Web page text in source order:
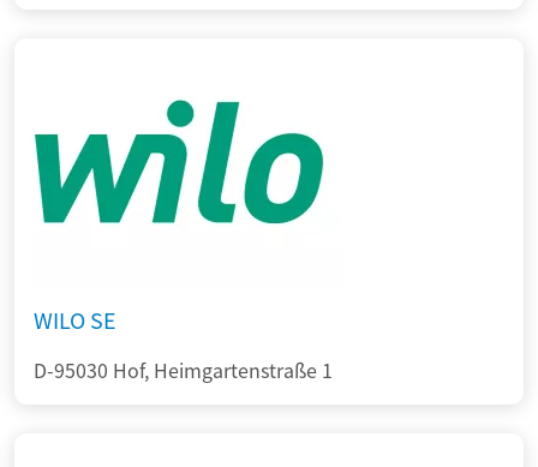
WILO SE
D-95030 Hof, Heimgartenstraße 1